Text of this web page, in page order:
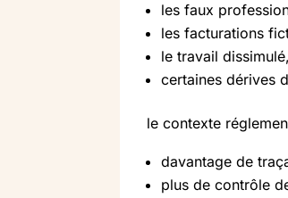
les faux
les facturations
le travail dissimulé,
certaines dérives
le contexte
davantage de
plus de contrôle